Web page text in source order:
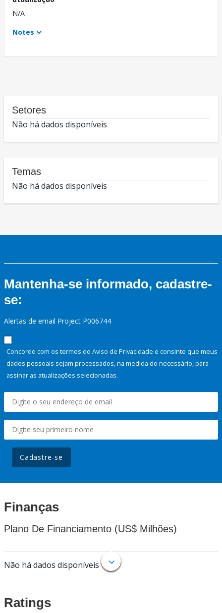
N/A
Notes
Setores
Não há dados disponíveis
Temas
Não há dados disponíveis
Mantenha-se informado, cadastre-
se:
Alertas de email Project P006744
Concordo com os termos do Aviso de Privacidade e consinto que meus
dados pessoais sejam processados, na medida do necessário, para
assinar as atualizações selecionadas.
Cadastre-se
Finanças
Plano De Financiamento (US$ Milhões)
Não há dados disponíveis
Ratings